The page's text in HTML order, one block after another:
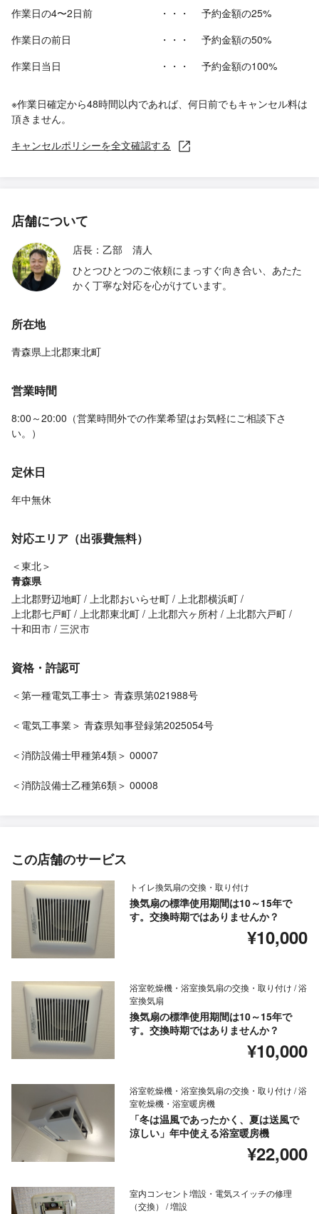
作業日の4〜2日前 ・・・
予約金額の25%
作業日の前日
・・・
予約金額の50%
作業日当日
・・・ 予約金額の100%
※作業日確定から48時間以内であれば、何日前でもキャンセル料は
頂きません。
キャンセルポリシーを全文確認する
店舗について
店長：乙部 清人
ひとつひとつのご依頼にまっすぐ向き合い、あたた
かく丁寧な対応を心がけています。
所在地
青森県上北郡東北町
営業時間
8:00～20:00（営業時間外での作業希望はお気軽にご相談下さ
い。）
定休日
年中無休
対応エリア（出張費無料）
＜東北＞
青森県
上北郡野辺地町 上北郡おいらせ町 上北郡横浜町
上北郡七戸町 上北郡東北町 上北郡六ヶ所村 上北郡六戸町
十和田市 三沢市
資格・許認可
＜第一種電気工事士＞ 青森県第021988号
＜電気工事業＞ 青森県知事登録第2025054号
＜消防設備士甲種第4類＞ 00007
＜消防設備士乙種第6類＞ 00008
この店舗のサービス
トイレ換気扇の交換・取り付け
換気扇の標準使用期間は10～15年で
す。交換時期ではありませんか？
¥10,000
浴室乾燥機・浴室換気扇の交換・取り付け / 浴
室換気扇
換気扇の標準使用期間は10～15年で
す。交換時期ではありませんか？
¥10,000
浴室乾燥機・浴室換気扇の交換・取り付け / 浴
室乾燥機・浴室暖房機
「冬は温風であったかく、夏は送風で
涼しい」年中使える浴室暖房機
¥22,000
室内コンセント増設・電気スイッチの修理
（交換） / 増設